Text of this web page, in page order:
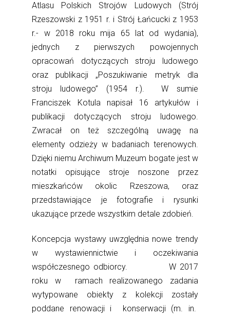
Atlasu Polskich Strojów Ludowych (Strój
Rzeszowski z 1951 r. i Strój Łańcucki z 1953
r.- w 2018 roku mija 65 lat od wydania),
jednych z pierwszych powojennych
opracowań dotyczących stroju ludowego
oraz publikacji „Poszukiwanie metryk dla
stroju ludowego” (1954 r.). W sumie
Franciszek Kotula napisał 16 artykułów i
publikacji dotyczących stroju ludowego.
Zwracał on też szczególną uwagę na
elementy odzieży w badaniach terenowych.
Dzięki niemu Archiwum Muzeum bogate jest w
notatki opisujące stroje noszone przez
mieszkańców okolic Rzeszowa, oraz
przedstawiające je fotografie i rysunki
ukazujące przede wszystkim detale zdobień.
Koncepcja wystawy uwzględnia nowe trendy
w wystawiennictwie i oczekiwania
współczesnego odbiorcy. W 2017
roku w ramach realizowanego zadania
wytypowane obiekty z kolekcji zostały
poddane renowacji i konserwacji (m. in.